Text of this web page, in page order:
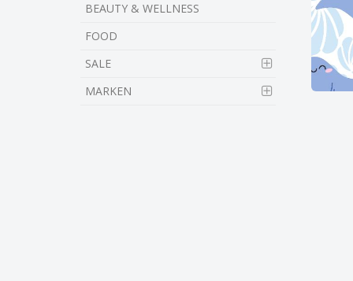
BEAUTY & WELLNESS
FOOD
SALE
MARKEN